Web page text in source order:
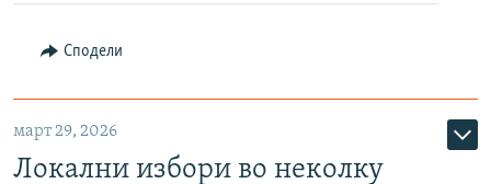
Сподели
март 29, 2026
Локални избори во неколку